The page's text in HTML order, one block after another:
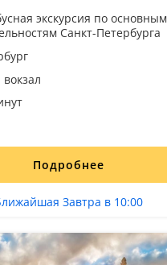
экскурсия по основным
Санкт-Петербурга
Подробнее
Завтра в 10:00